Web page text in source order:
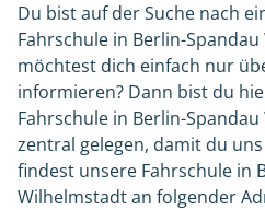
Du bist auf der Suche nach
Fahrschule in Berlin-
möchtest dich einfach nur
informieren? Dann bist du
Fahrschule in Berlin-
zentral gelegen, damit du
findest unsere Fahrschule in
Wilhelmstadt an folgender